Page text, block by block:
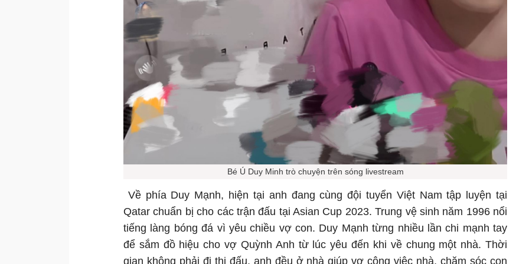
Bé Ú Duy Minh trò chuyện trên sóng livestream
Về phía Duy Mạnh, hiện tại anh đang cùng đội tuyển Việt Nam tập luyện tại
Qatar chuẩn bị cho các trận đấu tại Asian Cup 2023. Trung vệ sinh năm 1996 nổi
tiếng làng bóng đá vì yêu chiều vợ con. Duy Mạnh từng nhiều lần chi mạnh tay
để sắm đồ hiệu cho vợ Quỳnh Anh từ lúc yêu đến khi về chung một nhà. Thời
gian không phải đi thi đấu, anh đều ở nhà giúp vợ công việc nhà, chăm sóc con